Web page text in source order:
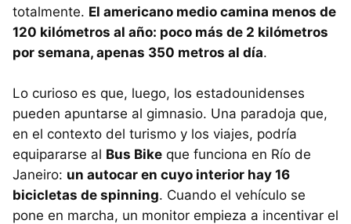
totalmente. El americano medio camina menos de
120 kilómetros al año: poco más de 2 kilómetros
por semana, apenas 350 metros al día.
Lo curioso es que, luego, los estadounidenses
pueden apuntarse al gimnasio. Una paradoja que,
en el contexto del turismo y los viajes, podría
equipararse al Bus Bike que funciona en Río de
Janeiro: un autocar en cuyo interior hay 16
bicicletas de spinning. Cuando el vehículo se
pone en marcha, un monitor empieza a incentivar el